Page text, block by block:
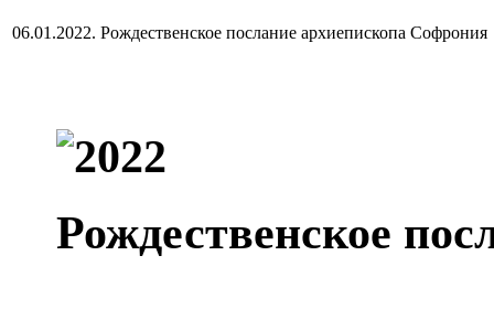
06.01.2022. Рождественское послание архиепископа Софрония
Рождественское